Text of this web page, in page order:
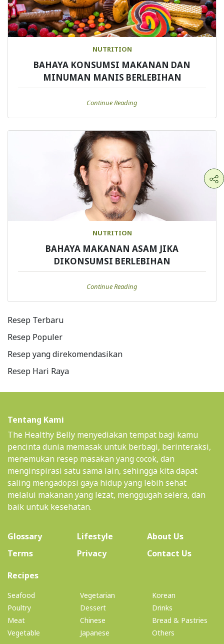
NUTRITION
BAHAYA KONSUMSI MAKANAN DAN
MINUMAN MANIS BERLEBIHAN
Continue Reading
NUTRITION
BAHAYA MAKANAN ASAM JIKA
DIKONSUMSI BERLEBIHAN
Continue Reading
Resep Terbaru
Resep Populer
Resep yang direkomendasikan
Resep Hari Raya
Tentang Kami
The Healthy Belly menyediakan tempat bagi kamu
pencinta dunia memasak untuk berbagi, berinteraksi,
menemukan resep masakan yang cocok, dan
menginspirasi satu sama lain, sehingga kita dapat
saling mengadopsi gaya hidup yang lebih sehat
melalui makanan yang lezat, menggugah selera, dan
baik untuk kesehatan.
Glossary Lifestyle About Us(current)
Terms
Privacy
Contact Us
Recipes(current)
Seafood
Poultry
Meat
Vegetable
Vegetarian
Dessert
Chinese
Japanese
Korean
Drinks
Bread & Pastries
Others